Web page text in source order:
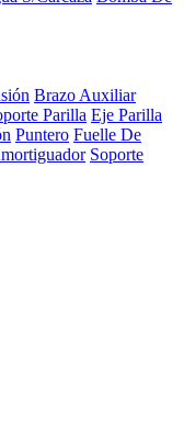
Brazo Auxiliar
Parilla Eje Parilla
Puntero Fuelle De
Soporte